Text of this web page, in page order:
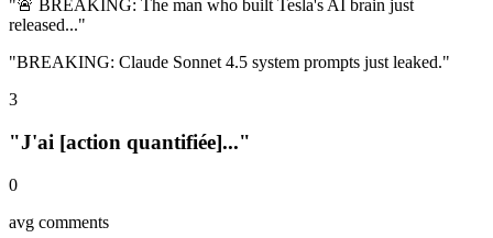
"🚨 BREAKING: The man who built Tesla's AI brain just
released..."
"BREAKING: Claude Sonnet 4.5 system prompts just leaked."
3
"J'ai [action quantifiée]..."
0
avg comments